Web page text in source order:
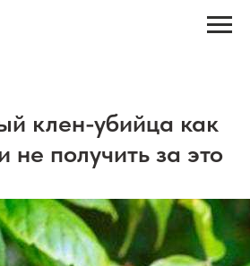
клен-убийца как
не получить за это